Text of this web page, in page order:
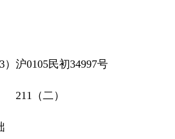
）沪0105民初34997号
211 （二）